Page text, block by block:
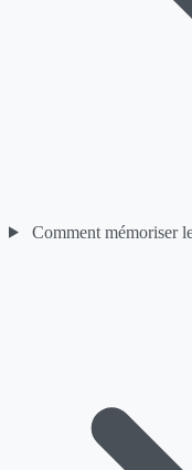
Comment mémoriser